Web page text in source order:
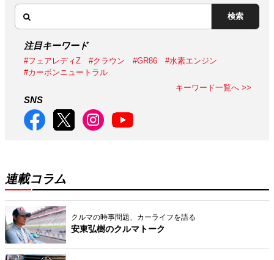
検索
注目キーワード
#フェアレディZ #クラウン #GR86
#水素エンジン
#カーボンニュートラル
キーワード一覧へ >>
SNS
連載コラム
クルマの時事問題、カーライフを語る
安東弘樹のクルマトーク